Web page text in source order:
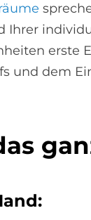
erste
und dem